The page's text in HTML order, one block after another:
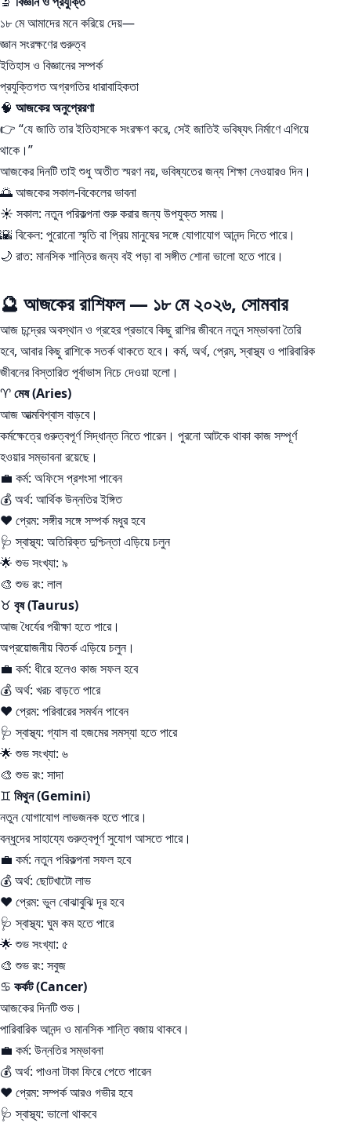
১৮ মে আমাদের মনে করিয়ে দেয়—
জ্ঞান সংরক্ষণের গুরুত্ব
ইতিহাস ও বিজ্ঞানের সম্পর্ক
প্রযুক্তিগত অগ্রগতির ধারাবাহিকতা
🧠 আজকের অনুপ্রেরণা
👉 “যে জাতি তার ইতিহাসকে সংরক্ষণ করে, সেই জাতিই ভবিষ্যৎ নির্মাণে এগিয়ে
থাকে।”
আজকের দিনটি তাই শুধু অতীত স্মরণ নয়, ভবিষ্যতের জন্য শিক্ষা নেওয়ারও দিন।
🌅 আজকের সকাল-বিকেলের ভাবনা
☀️ সকাল: নতুন পরিকল্পনা শুরু করার জন্য উপযুক্ত সময়।
🌇 বিকেল: পুরোনো স্মৃতি বা প্রিয় মানুষের সঙ্গে যোগাযোগ আনন্দ দিতে পারে।
🌙 রাত: মানসিক শান্তির জন্য বই পড়া বা সঙ্গীত শোনা ভালো হতে পারে।
🔮 আজকের রাশিফল — ১৮ মে ২০২৬, সোমবার
আজ চন্দ্রের অবস্থান ও গ্রহের প্রভাবে কিছু রাশির জীবনে নতুন সম্ভাবনা তৈরি
হবে, আবার কিছু রাশিকে সতর্ক থাকতে হবে। কর্ম, অর্থ, প্রেম, স্বাস্থ্য ও পারিবারিক
জীবনের বিস্তারিত পূর্বাভাস নিচে দেওয়া হলো।
♈মেষ (Aries)
আজ আত্মবিশ্বাস বাড়বে।
কর্মক্ষেত্রে গুরুত্বপূর্ণ সিদ্ধান্ত নিতে পারেন। পুরনো আটকে থাকা কাজ সম্পূর্ণ
হওয়ার সম্ভাবনা রয়েছে।
💼 কর্ম: অফিসে প্রশংসা পাবেন
💰 অর্থ: আর্থিক উন্নতির ইঙ্গিত
❤️ প্রেম: সঙ্গীর সঙ্গে সম্পর্ক মধুর হবে
🩺 স্বাস্থ্য: অতিরিক্ত দুশ্চিন্তা এড়িয়ে চলুন
🌟 শুভ সংখ্যা: ৯
🎨 শুভ রং: লাল
♉ বৃষ (Taurus)
আজ ধৈর্যের পরীক্ষা হতে পারে।
অপ্রয়োজনীয় বিতর্ক এড়িয়ে চলুন।
💼 কর্ম: ধীরে হলেও কাজ সফল হবে
💰 অর্থ: খরচ বাড়তে পারে
❤️ প্রেম: পরিবারের সমর্থন পাবেন
🩺 স্বাস্থ্য: গ্যাস বা হজমের সমস্যা হতে পারে
🌟 শুভ সংখ্যা: ৬
🎨 শুভ রং: সাদা
♊ মিথুন (Gemini)
নতুন যোগাযোগ লাভজনক হতে পারে।
বন্ধুদের সাহায্যে গুরুত্বপূর্ণ সুযোগ আসতে পারে।
💼 কর্ম: নতুন পরিকল্পনা সফল হবে
💰 অর্থ: ছোটখাটো লাভ
❤️ প্রেম: ভুল বোঝাবুঝি দূর হবে
🩺 স্বাস্থ্য: ঘুম কম হতে পারে
🌟 শুভ সংখ্যা: ৫
🎨 শুভ রং: সবুজ
♋ কর্কট (Cancer)
আজকের দিনটি শুভ।
পারিবারিক আনন্দ ও মানসিক শান্তি বজায় থাকবে।
💼 কর্ম: উন্নতির সম্ভাবনা
💰 অর্থ: পাওনা টাকা ফিরে পেতে পারেন
❤️ প্রেম: সম্পর্ক আরও গভীর হবে
🩺 স্বাস্থ্য: ভালো থাকবে